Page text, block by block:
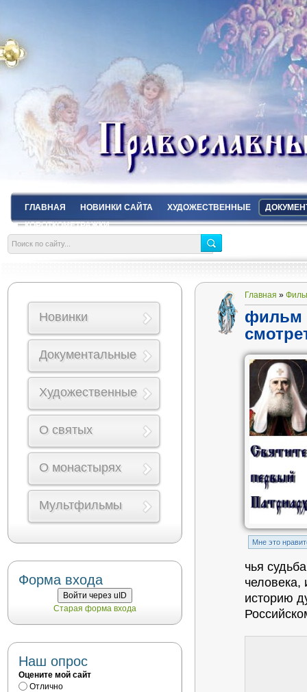
ГЛАВНАЯ НОВИНКИ САЙТА ХУДОЖЕСТВЕННЫЕ
КОРОТКОМЕТРАЖКИ
Главная »
фильм
Mне это
чья
человека,
историю
Новинки
Документальные
Художественные
О святых
О монастырях
Мультфильмы
Форма входа
Войти через uID
Старая форма входа
Наш опрос
Оцените мой сайт
Отлично